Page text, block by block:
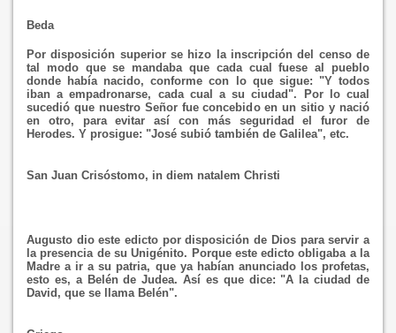
Beda
Por disposición superior se hizo la inscripción del censo de
tal modo que se mandaba que cada cual fuese al pueblo
donde había nacido, conforme con lo que sigue: "Y todos
iban a empadronarse, cada cual a su ciudad". Por lo cual
sucedió que nuestro Señor fue concebido en un sitio y nació
en otro, para evitar así con más seguridad el furor de
Herodes. Y prosigue: "José subió también de Galilea", etc.
San Juan Crisóstomo, in diem natalem Christi
Augusto dio este edicto por disposición de Dios para servir a
la presencia de su Unigénito. Porque este edicto obligaba a la
Madre a ir a su patria, que ya habían anunciado los profetas,
esto es, a Belén de Judea. Así es que dice: "A la ciudad de
David, que se llama Belén".